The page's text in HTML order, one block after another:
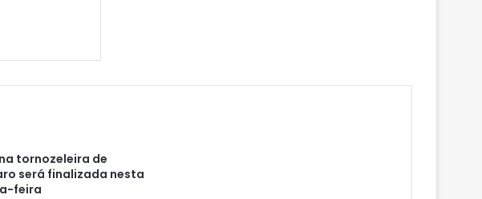
tornozeleira de
será finalizada nesta
feira